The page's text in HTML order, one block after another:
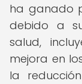
ha ganado
debido a
salud,
mejora en
la